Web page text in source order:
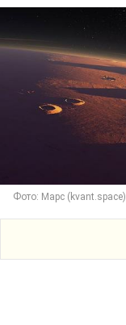
Фото: Марс (kvant.space)